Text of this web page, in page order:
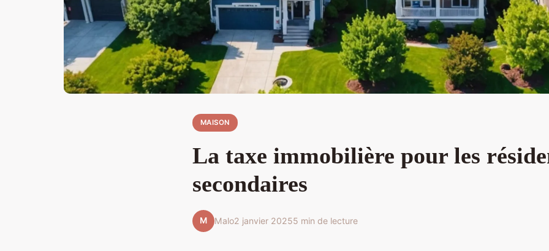
MAISON
La taxe immobilière pour les
secondaires
M Malo2 janvier 20255 min de lecture